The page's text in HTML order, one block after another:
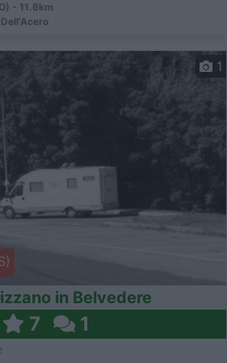
- 11.6km
1
in Belvedere
7 1